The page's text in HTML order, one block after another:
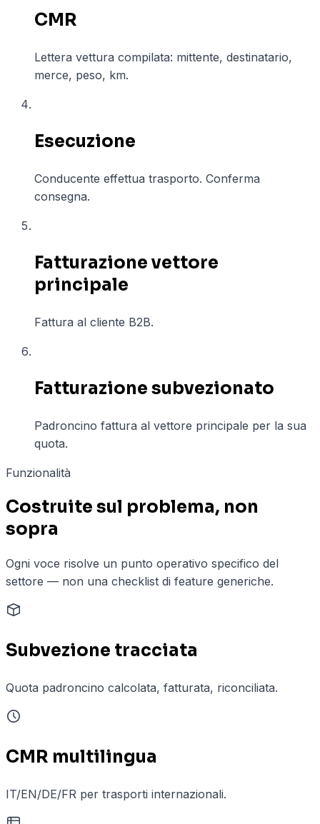
CMR
Lettera vettura compilata: mittente, destinatario,
merce, peso, km.
Esecuzione
Conducente effettua trasporto. Conferma
consegna.
Fatturazione vettore
principale
Fattura al cliente B2B.
Fatturazione subvezionato
Padroncino fattura al vettore principale per la sua
quota.
Funzionalità
Costruite sul problema, non
sopra
Ogni voce risolve un punto operativo specifico del
settore — non una checklist di feature generiche.
Subvezione tracciata
Quota padroncino calcolata, fatturata, riconciliata.
CMR multilingua
IT/EN/DE/FR per trasporti internazionali.